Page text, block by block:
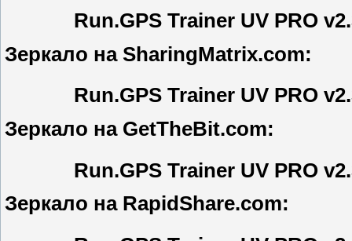
Run.GPS Trainer UV PRO
Зеркало на SharingMatrix.com:
Run.GPS Trainer UV PRO
Зеркало на GetTheBit.com:
Run.GPS Trainer UV PRO
Зеркало на RapidShare.com: